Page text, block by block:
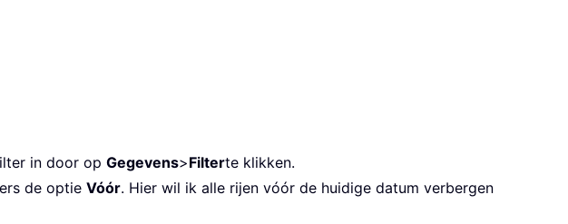
in door op Gegevens>Filterte klikken.
de optie Vóór. Hier wil ik alle rijen vóór de huidige datum verbergen